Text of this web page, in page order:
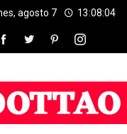
agosto 7 13:08:05